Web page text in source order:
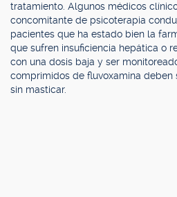
tratamiento. Algunos médicos
concomitante de psicoterapia
pacientes que ha estado bien la
que sufren insuficiencia hepática o
con una dosis baja y ser
comprimidos de fluvoxamina deben
sin masticar.